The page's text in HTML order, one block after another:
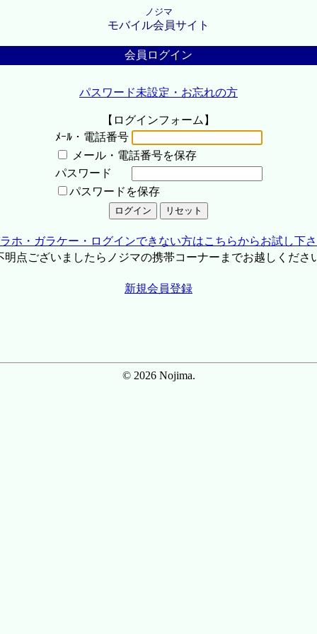
ノジマ
モバイル会員サイト
会員ログイン
パスワード未設定・お忘れの方
【ログインフォーム】
ﾒｰﾙ・電話番号
メール・電話番号を保存
パスワード
パスワードを保存
ホ・ガラケー・ログインできない方はこちらからお試し下
点ございましたらノジマの携帯コーナーまでお越しくださ
新規会員登録
© 2026 Nojima.